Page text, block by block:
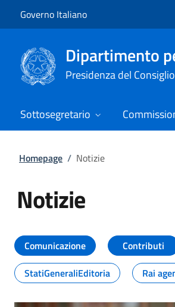
Governo Italiano
Dipartimento
Presidenza del
Sottosegretario
Homepage / Notizie
Notizie
Tutti i contenuti
Comunicazione Contributi
StatiGeneraliEditoria
Rai